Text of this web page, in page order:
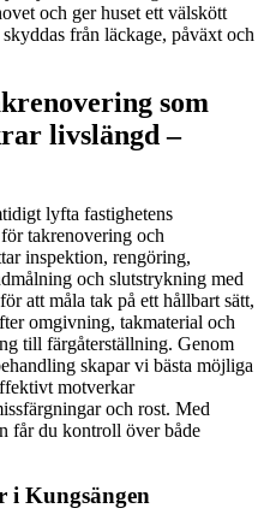
och ger huset ett välskött
från läckage, påväxt och
som
livslängd –
lyfta fastighetens
takrenovering och
inspektion, rengöring,
och slutstrykning med
att måla tak på ett hållbart sätt,
omgivning, takmaterial och
till färgåterställning. Genom
skapar vi bästa möjliga
motverkar
och rost. Med
får du kontroll över både
i Kungsängen